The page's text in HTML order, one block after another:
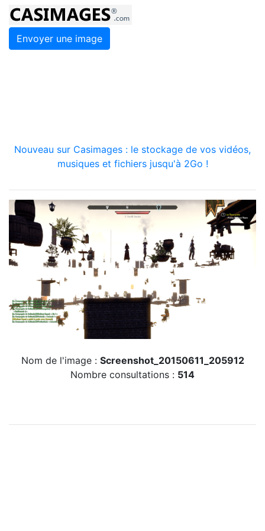
Envoyer une image
Nouveau sur Casimages : le stockage de vos vidéos,
musiques et fichiers jusqu'à 2Go !
Nom de l'image : Screenshot_20150611_205912
Nombre consultations : 514